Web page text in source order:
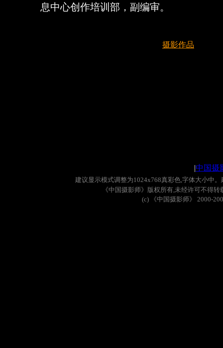
息中心创作培训部，副编审。
摄影作品
|中国摄
建议显示模式调整为1024x768真彩色,字体大小中。
《中国摄影师》版权所有,未经许可不得转
(c)
《中国摄影师》 2000-200